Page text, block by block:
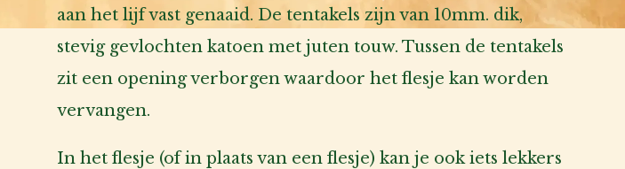
aan het lijf vast genaaid. De tentakels zijn van 10mm. dik,
stevig gevlochten katoen met juten touw. Tussen de tentakels
zit een opening verborgen waardoor het flesje kan worden
vervangen.
In het flesje (of in plaats van een flesje) kan je ook iets lekkers